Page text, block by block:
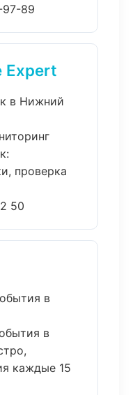
89
Expert
в Нижний
проверка
50
в
в
каждые 15